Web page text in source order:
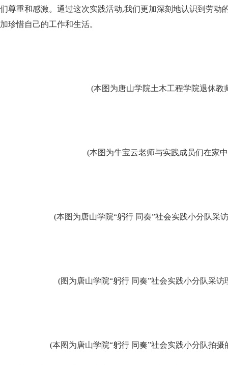
们尊重和感激。通过这次实践活动,我们更加深刻地认识到劳动
加珍惜自己的工作和生活。
(本图为唐山学院土木工程学院退休教
(本图为牛宝云老师与实践成员们在家
(本图为唐山学院“躬行 同奏”社会实践小分队采
(图为唐山学院“躬行 同奏”社会实践小分队采访
(本图为唐山学院“躬行 同奏”社会实践小分队拍摄